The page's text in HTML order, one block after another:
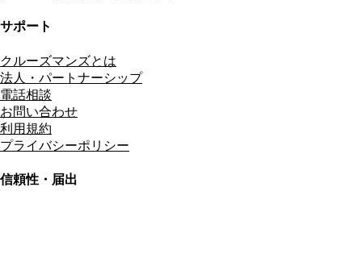
サポート
クルーズマンズとは
法人・パートナーシップ
電話相談
お問い合わせ
利用規約
プライバシーポリシー
信頼性・届出